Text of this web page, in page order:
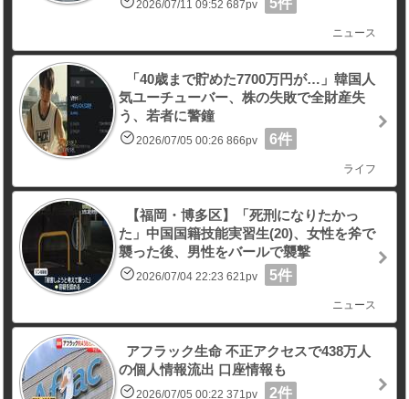
2026/07/11 09:52 687pv 5件
ニュース
「40歳まで貯めた7700万円が…」韓国人
気ユーチューバー、株の失敗で全財産失
う、若者に警鐘
2026/07/05 00:26 866pv 6件
ライフ
【福岡・博多区】「死刑になりたかっ
た」中国国籍技能実習生(20)、女性を斧で
襲った後、男性をバールで襲撃
2026/07/04 22:23 621pv 5件
ニュース
アフラック生命 不正アクセスで438万人
の個人情報流出 口座情報も
2026/07/05 00:22 371pv 2件